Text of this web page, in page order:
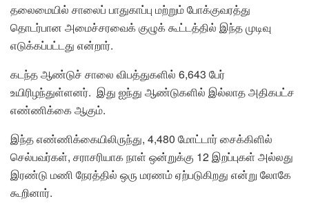
தலைமையில் சாலைப் பாதுகாப்பு மற்றும் போக்குவரத்து
தொடர்பான அமைச்சரவைக் குழுக் கூட்டத்தில் இந்த முடிவு
எடுக்கப்பட்டது என்றார்.
கடந்த ஆண்டுச் சாலை விபத்துகளில் 6,643 பேர்
உயிரிழந்துள்ளனர். இது ஐந்து ஆண்டுகளில் இல்லாத அதிகபட்ச
எண்ணிக்கை ஆகும்.
இந்த எண்ணிக்கையிலிருந்து, 4,480 மோட்டார் சைக்கிளில்
செல்பவர்கள், சராசரியாக நாள் ஒன்றுக்கு 12 இறப்புகள் அல்லது
இரண்டு மணி நேரத்தில் ஒரு மரணம் ஏற்படுகிறது என்று லோகே
கூறினார்.